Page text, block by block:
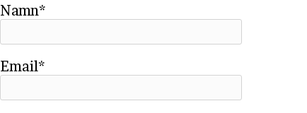
Namn*
Email*